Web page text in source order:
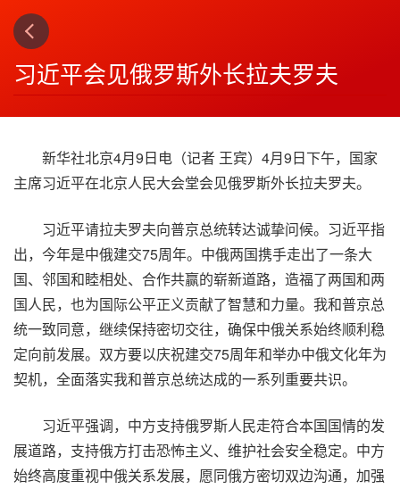
习近平会见俄罗斯外长拉夫罗夫
新华社北京4月9日电（记者 王宾）4月9日下午，国家
主席习近平在北京人民大会堂会见俄罗斯外长拉夫罗夫。
习近平请拉夫罗夫向普京总统转达诚挚问候。习近平指
出，今年是中俄建交75周年。中俄两国携手走出了一条大
国、邻国和睦相处、合作共赢的崭新道路，造福了两国和两
国人民，也为国际公平正义贡献了智慧和力量。我和普京总
统一致同意，继续保持密切交往，确保中俄关系始终顺利稳
定向前发展。双方要以庆祝建交75周年和举办中俄文化年为
契机，全面落实我和普京总统达成的一系列重要共识。
习近平强调，中方支持俄罗斯人民走符合本国国情的发
展道路，支持俄方打击恐怖主义、维护社会安全稳定。中方
始终高度重视中俄关系发展，愿同俄方密切双边沟通，加强